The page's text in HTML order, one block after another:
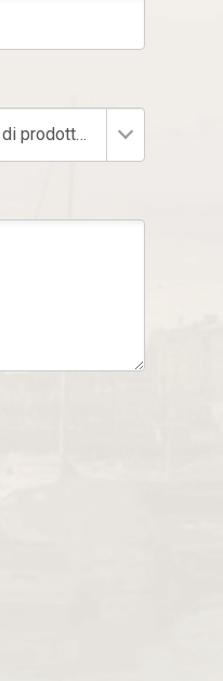
-- Seleziona una linea di prodotto --